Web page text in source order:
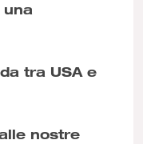
una
tra USA e
nostre